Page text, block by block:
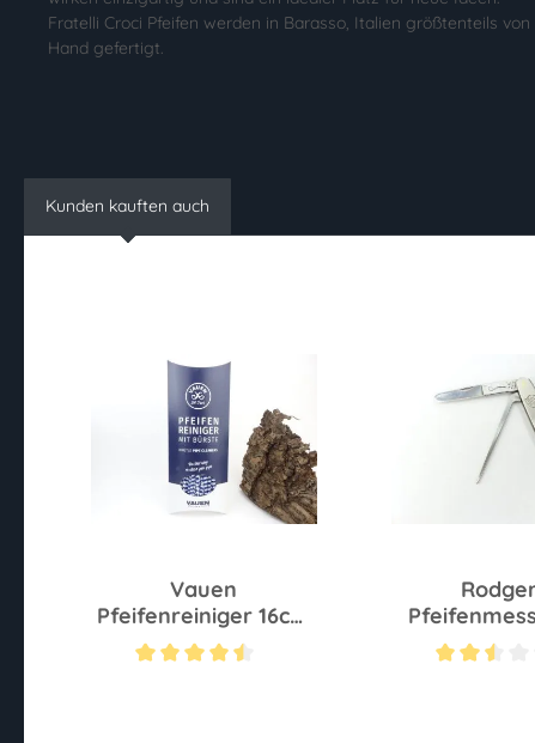
Fratelli Croci Pfeifen werden in Barasso, Italien größtenteils von
Hand gefertigt.
Kunden kauften auch
Vauen
Pfeifenreiniger 16cm
504
Stahl